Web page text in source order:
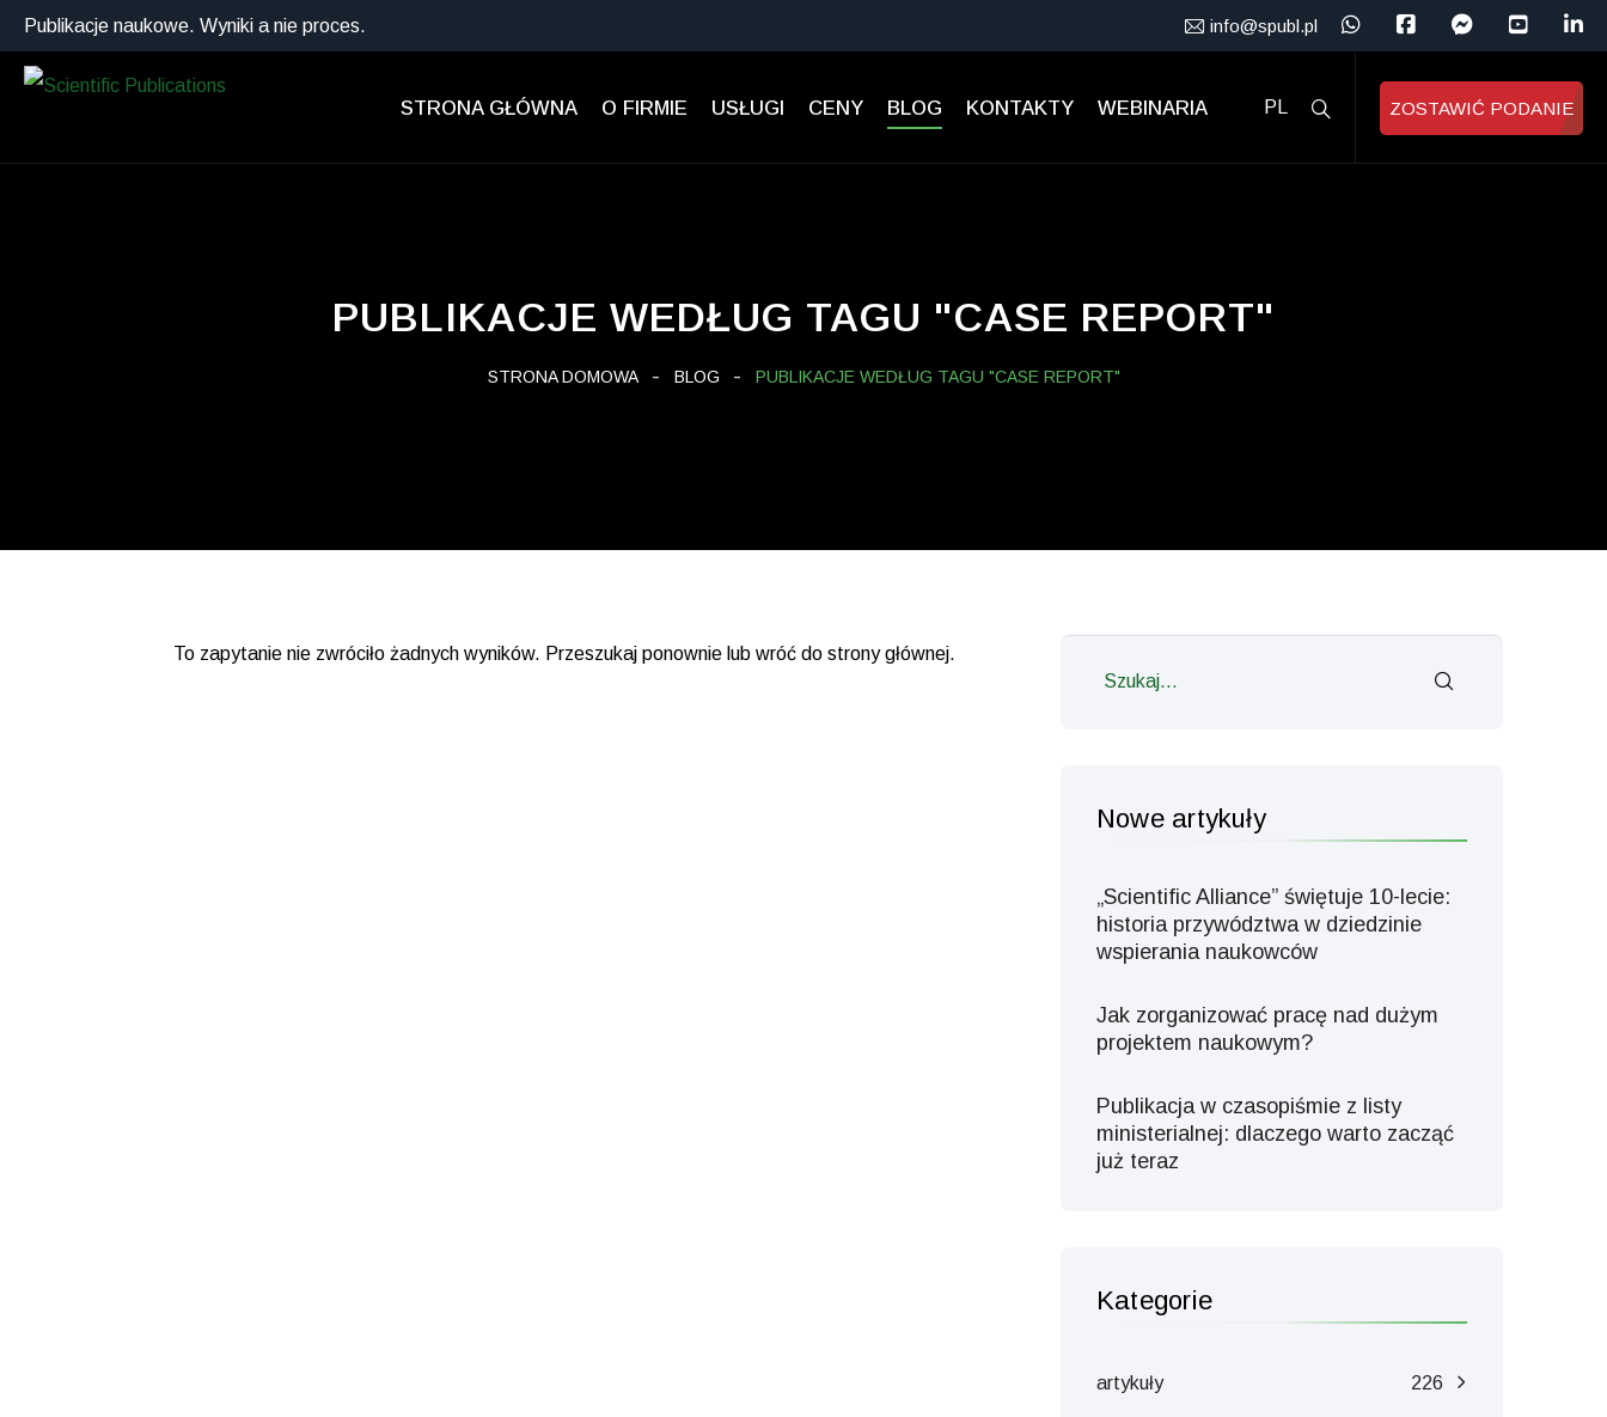
Publikacje naukowe. Wyniki a nie proces. info@spubl.pl
STRONA GŁÓWNA O FIRMIE USŁUGI CENY BLOG KONTAKTY WEBINARIA PL ZOSTAWIĆ PODANIE
PUBLIKACJE WEDŁUG TAGU "CASE REPORT"
STRONA DOMOWA BLOG PUBLIKACJE WEDŁUG TAGU "CASE REPORT"
To zapytanie nie zwróciło żadnych wyników. Przeszukaj ponownie lub wróć do strony głównej.
Nowe artykuły
„Scientific Alliance” świętuje 10-lecie:
historia przywództwa w dziedzinie
wspierania naukowców
Jak zorganizować pracę nad dużym
projektem naukowym?
Publikacja w czasopiśmie z listy
ministerialnej: dlaczego warto zacząć
już teraz
Kategorie
artykuły 226